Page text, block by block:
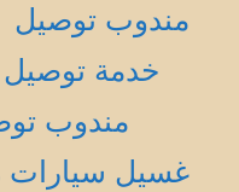
مندوب توصيل
خدمة توصيل
مندوب
غسيل سيارات